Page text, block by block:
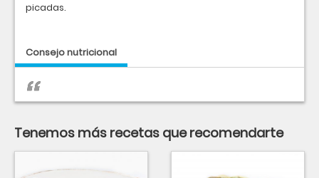
picadas.
Consejo nutricional
Tenemos más recetas que recomendarte